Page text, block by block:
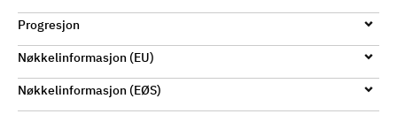
Progresjon
Nøkkelinformasjon (EU)
Nøkkelinformasjon (EØS)